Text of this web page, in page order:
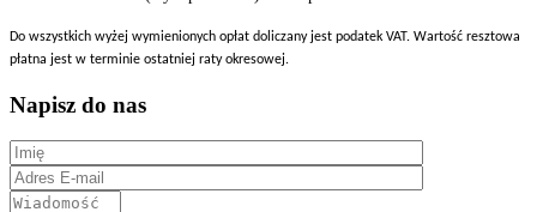
Do wszystkich wyżej wymienionych opłat doliczany jest podatek VAT. Wartość resztowa
płatna jest w terminie ostatniej raty okresowej.
Napisz do nas